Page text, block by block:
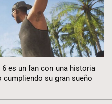
es un fan con una historia
su gran sueño